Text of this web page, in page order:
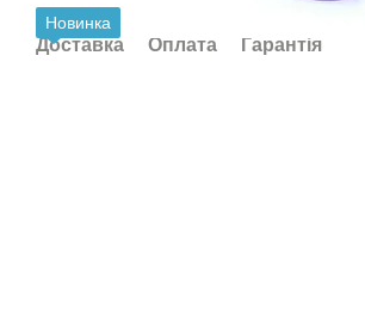
Новинка
Доставка Оплата Гарантія